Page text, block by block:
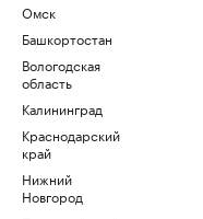
Омск
Башкортостан
Вологодская
область
Калининград
Краснодарский
край
Нижний
Новгород